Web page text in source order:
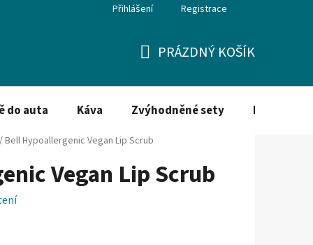
Přihlášení Registrace
KOŠÍK
PRÁZDNÝ KOŠÍK
do auta Káva Zvýhodněné sety Dezinfekce
/Bell Hypoallergenic Vegan Lip Scrub
Vegan Lip Scrub